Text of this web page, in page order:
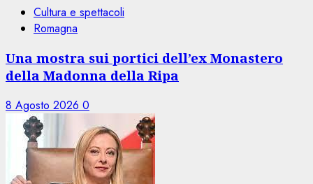
Cultura e spettacoli
Romagna
Una mostra sui portici dell’ex Monastero
della Madonna della Ripa
8 Agosto 2026 0